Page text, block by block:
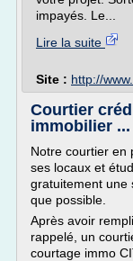
impayés. Le...
Lire la suite
Site : http://
Courtier
immobilier ...
Notre courtier en
ses locaux et
gratuitement une
que possible.
Après avoir
rappelé, un
courtage immo